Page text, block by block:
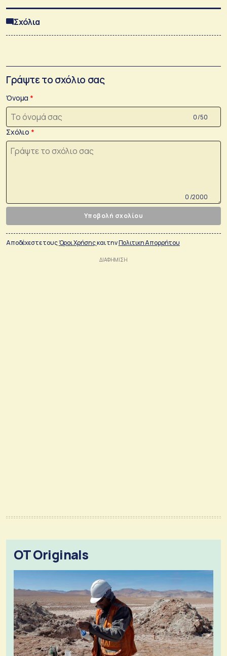
Σχόλια
Γράψτε το σχόλιο σας
Όνομα
0 /50
Σχόλιο
0 /2000
Υποβολή σχολίου
Αποδέχεστε τουςΌροι Χρήσηςκαι τηνΠολιτικη Απορρήτου
OT Originals